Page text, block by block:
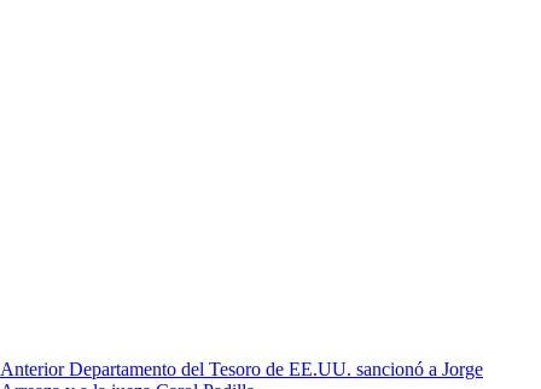
Anterior Departamento del Tesoro de EE.UU. sancionó a Jorge